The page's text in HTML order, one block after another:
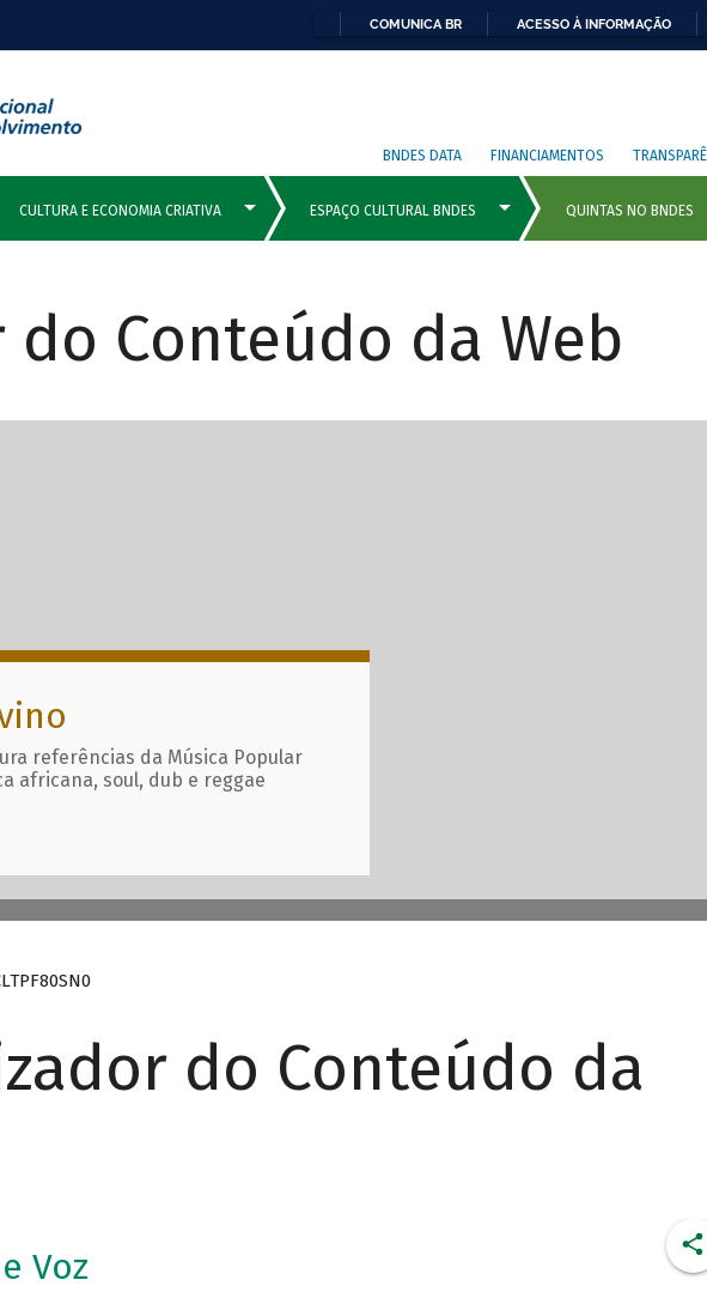
COMUNICA BR ACESSO À INFORMAÇÃO
BNDES DATA FINANCIAMENTOS
Conteúdo da Web
com
referências da Música Popular
africana, soul, dub e reggae
do Conteúdo da
Voz